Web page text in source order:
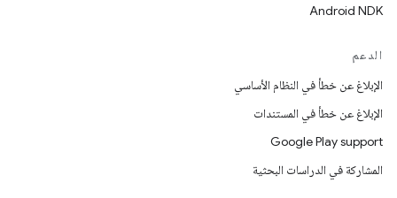
Android NDK
الدعم
الإبلاغ عن خطأ في النظام الأساسي
الإبلاغ عن خطأ في المستندات
Google Play support
المشاركة في الدراسات البحثية